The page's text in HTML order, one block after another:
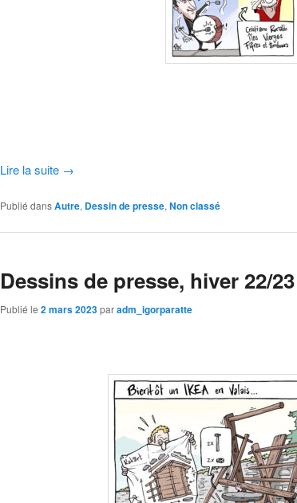
Lire la suite →
Publié dansAutre, Dessin de presse, Non classé
Dessins de presse, hiver 22/23
Publié le 2 mars 2023paradm_igorparatte